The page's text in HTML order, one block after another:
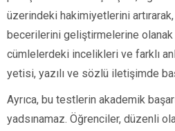
üzerindeki hakimiyetlerini
becerilerini geliştirmelerine olanak
cümlelerdeki incelikleri ve farklı
yetisi, yazılı ve sözlü iletişimde
Ayrıca, bu testlerin akademik
yadsınamaz. Öğrenciler, düzenli